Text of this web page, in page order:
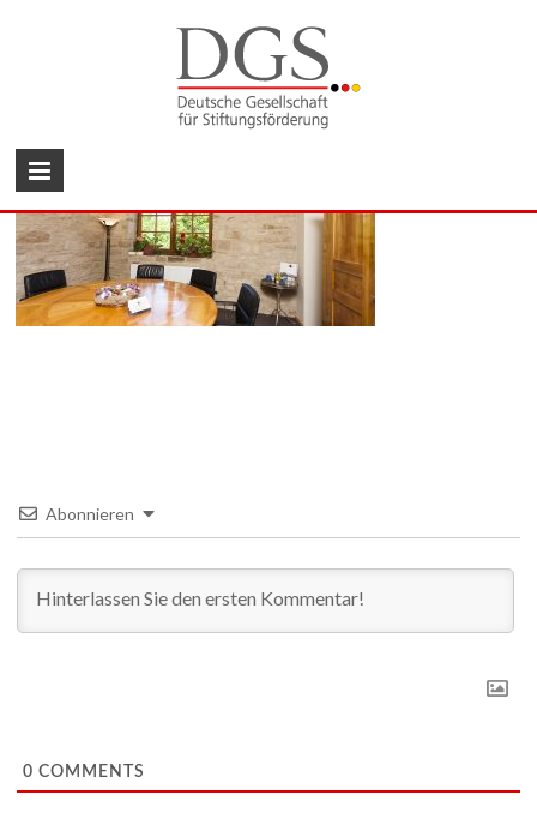
DGS
Deutsche
Gesellschaft
für
Stiftungsförderung
Abonnieren
0 COMMENTS